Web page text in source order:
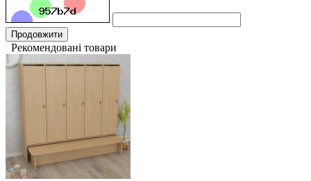
Продовжити
Рекомендовані товари